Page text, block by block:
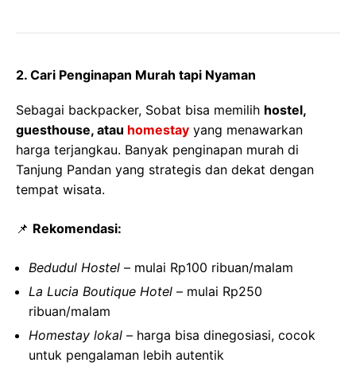
2. Cari Penginapan Murah tapi Nyaman
Sebagai backpacker, Sobat bisa memilih hostel,
guesthouse, atau homestay yang menawarkan
harga terjangkau. Banyak penginapan murah di
Tanjung Pandan yang strategis dan dekat dengan
tempat wisata.
📌 Rekomendasi:
Bedudul Hostel – mulai Rp100 ribuan/malam
La Lucia Boutique Hotel – mulai Rp250
ribuan/malam
Homestay lokal – harga bisa dinegosiasi, cocok
untuk pengalaman lebih autentik